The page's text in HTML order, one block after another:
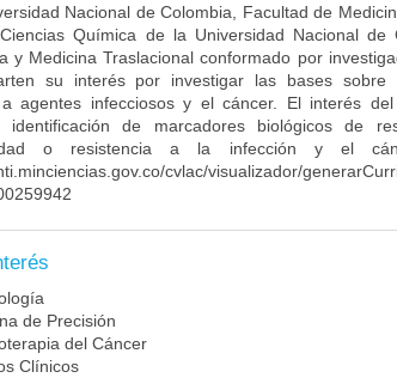
Nacional de Colombia, Facultad de
Química de la Universidad Nacional
y Medicina Traslacional conformado por
su interés por investigar las bases sobre
a agentes infecciosos y el cáncer. El interés
identificación de marcadores biológicos de
o resistencia a la infección y el
cvlac/visualizador/
de Precisión
del Cáncer
Clínicos